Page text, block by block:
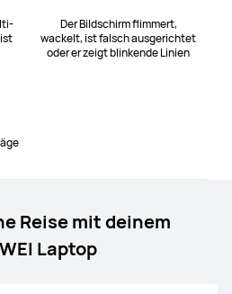
Der Bildschirm flimmert,
wackelt, ist falsch ausgerichtet
oder er zeigt blinkende Linien
Reise mit deinem
Laptop